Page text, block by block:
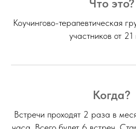
Что это?
Коучингово-терапевтическая
участников от 21
Когда?
Встречи проходят 2 раза в